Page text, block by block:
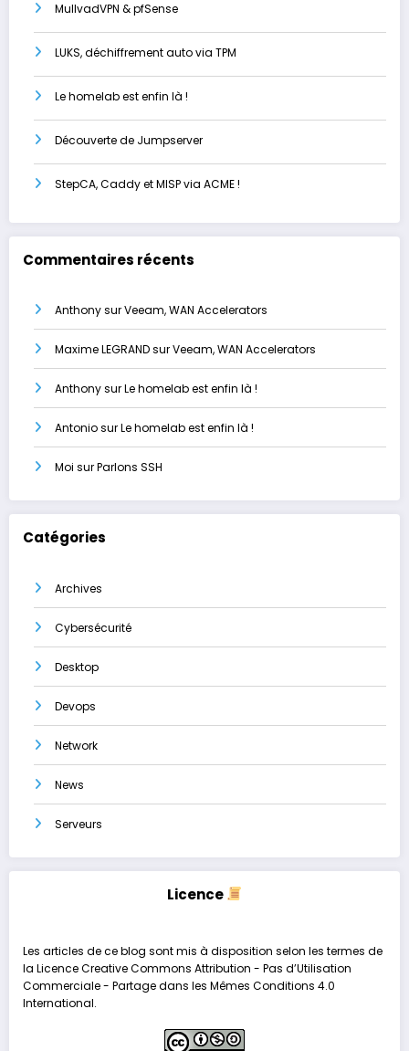
MullvadVPN & pfSense
LUKS, déchiffrement auto via TPM
Le homelab est enfin là !
Découverte de Jumpserver
StepCA, Caddy et MISP via ACME !
Commentaires récents
AnthonysurVeeam, WAN Accelerators
Maxime LEGRANDsurVeeam, WAN Accelerators
AnthonysurLe homelab est enfin là !
AntoniosurLe homelab est enfin là !
Moi surParlons SSH
Catégories
Archives
Cybersécurité
Desktop
Devops
Network
News
Serveurs
Licence
Les articles de ce blog sont mis à disposition selon les termes de
la Licence Creative Commons Attribution - Pas d’Utilisation
Commerciale - Partage dans les Mêmes Conditions 4.0
International.